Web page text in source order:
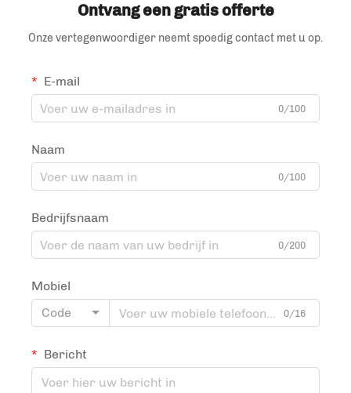
Ontvang een gratis offerte
Onze vertegenwoordiger neemt spoedig contact met u op.
E-mail
0/100
Naam
0/100
Bedrijfsnaam
0/200
Mobiel
Code
0/16
Bericht